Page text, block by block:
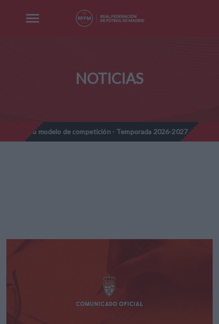
NOTICIAS
modelo de competición - Temporada 2026-2027 // Nota